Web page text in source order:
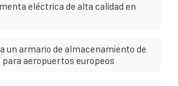
eléctrica de alta calidad en
un armario de almacenamiento de
para aeropuertos europeos